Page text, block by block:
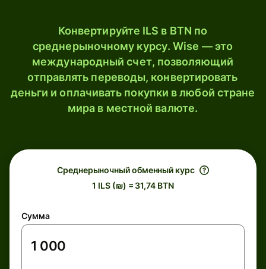
Конвертируйте ILS в BTN по
среднерыночному курсу. Wise — это
международный счет, позволяющий
отправлять переводы, конвертировать
деньги и оплачивать покупки в любой стране
мира в местной валюте.
Среднерыночный обменный курс
1 ILS (₪) = 31,74 BTN
Сумма